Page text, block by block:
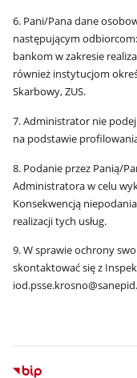
6. Pani/Pana dane
następującym
bankom w zakresie
również instytucjom
Skarbowy, ZUS.
7. Administrator nie
na podstawie
8. Podanie przez Panią/
Administratora w celu
Konsekwencją
realizacji tych usług.
9. W sprawie ochrony
skontaktować się z